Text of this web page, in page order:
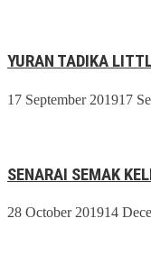
YURAN TADIKA
17 September 201917
SENARAI SEMAK
28 October 201914